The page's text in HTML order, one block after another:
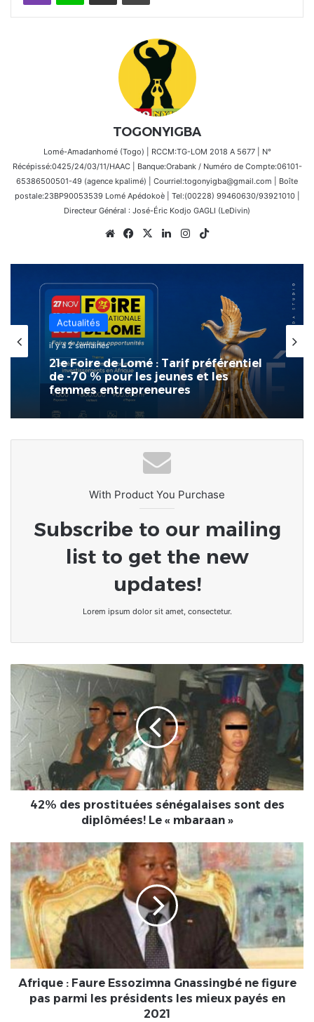
TOGONYIGBA
Lomé-Amadanhomé (Togo) | RCCM:TG-LOM 2018 A 5677 | N°
Récépissé:0425/24/03/11/HAAC | Banque:Orabank / Numéro de Compte:06101-
65386500501-49 (agence kpalimé) | Courriel:togonyigba@gmail.com | Boîte
postale:23BP90053539 Lomé Apédokoè | Tel:(00228) 99460630/93921010 |
Directeur Général : José-Éric Kodjo GAGLI (LeDivin)
WebsiteFacebook
X LinkedinInstagram
Internationale
il y a 3 semaines
France : l’Assemblée nationale
approuve « l’aide à mourir »
With Product You Purchase
Subscribe to our mailing
list to get the new
updates!
Lorem ipsum dolor sit amet, consectetur.
42%
prostituées
sénégalaises
sont
des
diplômées!
Le
«
mbaraan42% des prostituées sénégalaises sont des
diplômées! Le « mbaraan »
Afrique
:
Faure
Essozimna
Gnassingbé
figure
parmi
les
présidents
Afrique : Faure Essozimna Gnassingbé ne figure
pas parmi les présidents les mieux payés en
2021